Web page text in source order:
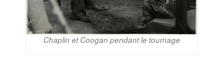
Chaplin et Coogan pendant le tournage